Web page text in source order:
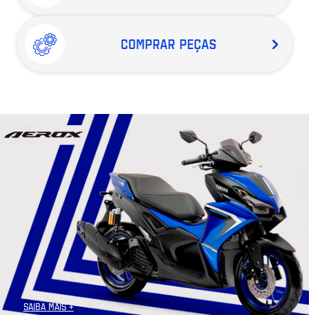
COMPRAR PEÇAS
SAIBA MAIS +